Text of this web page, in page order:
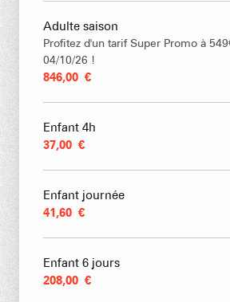
Adulte saison
Profitez d'un tarif Super Promo à
04/10/26 !
846,00 €
Enfant 4h
37,00 €
Enfant journée
41,60 €
Enfant 6 jours
208,00 €